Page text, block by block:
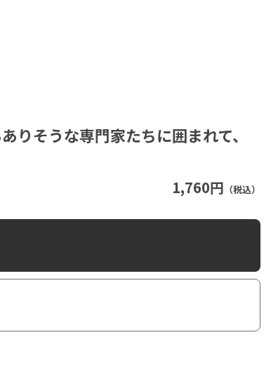
1,760円 （税込）
そうな専門家たちに囲まれて、